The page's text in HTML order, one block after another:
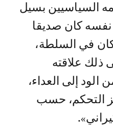
السياسيين بسيل
نفسه كان صديقا
في السلطة،
ذلك علاقته
الود إلى العداء،
التحكم، حسب